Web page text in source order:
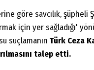
göre savcılık, şüpheli
için yer sağladığı'
suçlamanın Türk Ceza
talep etti.